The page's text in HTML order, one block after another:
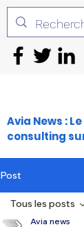
Avia News :
consulting
Post
Tous les posts
Avia news